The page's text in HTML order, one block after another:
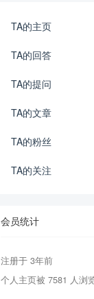
TA的主页
TA的回答
TA的提问
TA的文章
TA的粉丝
TA的关注
会员统计
注册于 3年前
个人主页被 7581 人浏